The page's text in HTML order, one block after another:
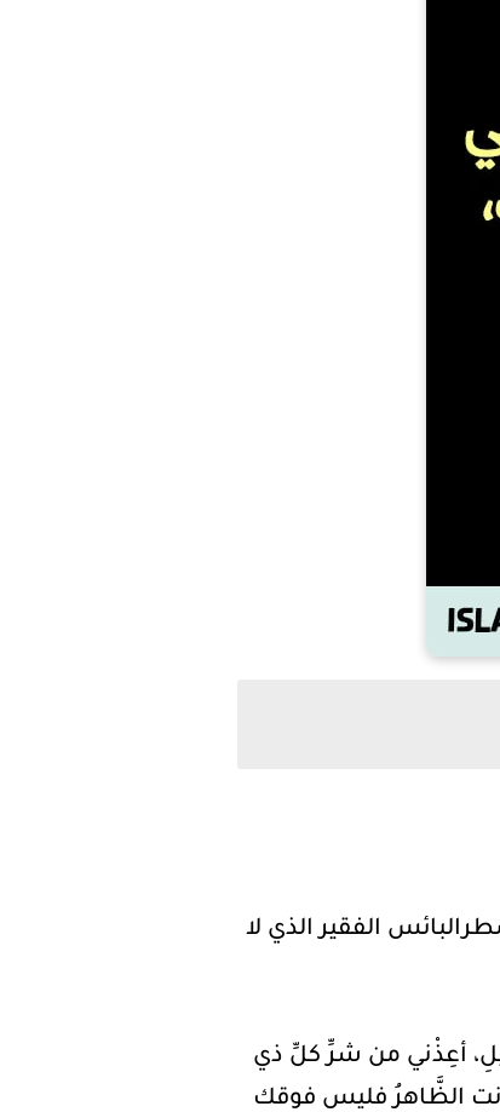
الفقير الذي لا
أعِذْني من شرِّ كلِّ ذي
الظَّاهرُ فليس فوقك